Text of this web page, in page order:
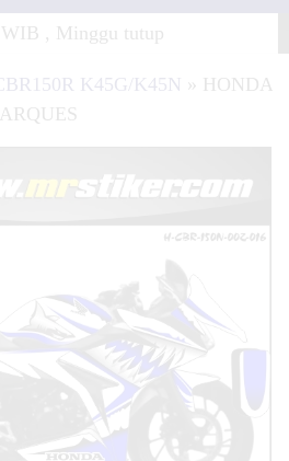
, Minggu tutup
K45G/K45N » HONDA